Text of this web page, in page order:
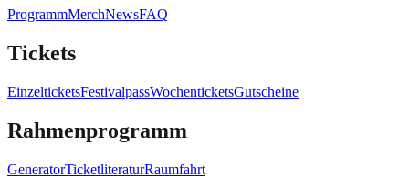
ProgrammMerchNewsFAQ
Tickets
EinzelticketsFestivalpassWochenticketsGutscheine
Rahmenprogramm
GeneratorTicketliteraturRaumfahrt